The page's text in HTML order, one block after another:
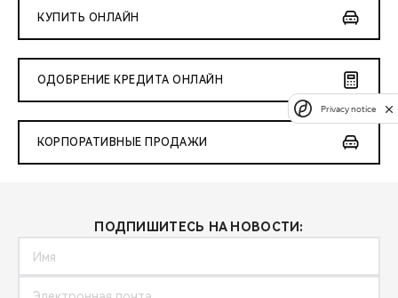
КУПИТЬ ОНЛАЙН
ОДОБРЕНИЕ КРЕДИТА ОНЛАЙН
КОРПОРАТИВНЫЕ ПРОДАЖИ
ПОДПИШИТЕСЬ НА НОВОСТИ:
Privacy notice